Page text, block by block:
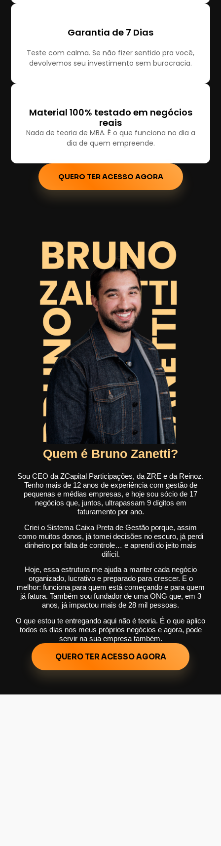
Garantia de 7 Dias
Teste com calma. Se não fizer sentido pra você,
devolvemos seu investimento sem burocracia.
Material 100% testado em negócios
reais
Nada de teoria de MBA. É o que funciona no dia a
dia de quem empreende.
QUERO TER ACESSO AGORA
Quem é Bruno Zanetti?
Sou CEO da ZCapital Participações, da ZRE e da Reinoz.
Tenho mais de 12 anos de experiência com gestão de
pequenas e médias empresas, e hoje sou sócio de 17
negócios que, juntos, ultrapassam 9 dígitos em
faturamento por ano.
Criei o Sistema Caixa Preta de Gestão porque, assim
como muitos donos, já tomei decisões no escuro, já perdi
dinheiro por falta de controle… e aprendi do jeito mais
difícil.
Hoje, essa estrutura me ajuda a manter cada negócio
organizado, lucrativo e preparado para crescer. E o
melhor: funciona para quem está começando e para quem
já fatura. Também sou fundador de uma ONG que, em 3
anos, já impactou mais de 28 mil pessoas.
O que estou te entregando aqui não é teoria. É o que aplico
todos os dias nos meus próprios negócios e agora, pode
servir na sua empresa também.
QUERO TER ACESSO AGORA